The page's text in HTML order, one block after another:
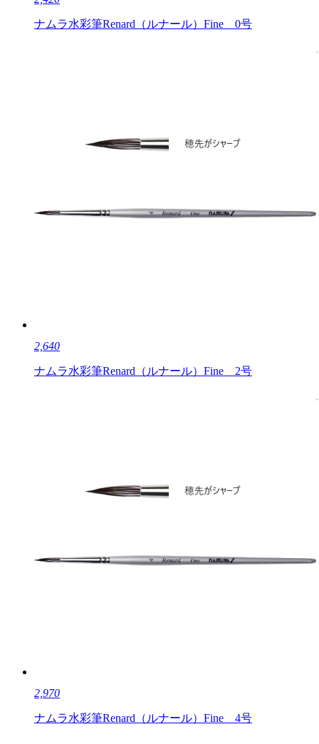
ナムラ水彩筆Renard（ルナール）Fine 0号
2,640
ナムラ水彩筆Renard（ルナール）Fine 2号
2,970
ナムラ水彩筆Renard（ルナール）Fine 4号